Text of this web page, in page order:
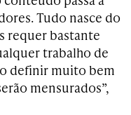
Tudo nasce do
requer bastante
trabalho de
definir muito bem
mensurados”,